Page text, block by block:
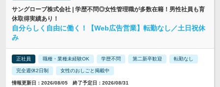
サングローブ株式会社 | 学歴不問◎女性管理職が多数在籍！男性社員も育
休取得実績あり！
自分らしく自由に働く！【Web広告営業】転勤なし／土日祝休
み
正社員 職種・業種未経験OK 学歴不問 第二新卒歓迎 転勤なし
完全週休2日制 女性のおしごと掲載中
情報更新日：2026/08/05 終了予定日：2026/08/31